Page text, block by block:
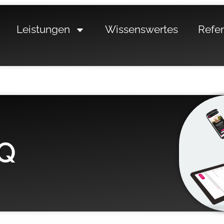
Leistungen Wissenswertes